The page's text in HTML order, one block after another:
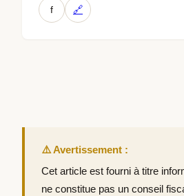
f 🔗
⚠️ Avertissement :
Cet article est fourni à titre
ne constitue pas un conseil